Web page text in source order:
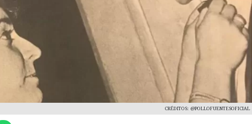
CRÉDITOS: @POLLOFUENTESOFICIAL